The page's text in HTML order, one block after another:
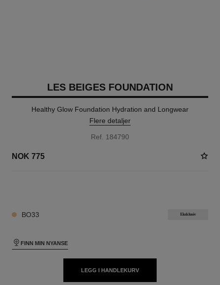
LES BEIGES FOUNDATION
Healthy Glow Foundation Hydration and Longwear
Flere detaljer
Ref. 184790
NOK 775
BO33 Eksklusiv
FINN MIN NYANSE
LEGG I HANDLEKURV